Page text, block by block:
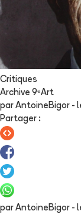
Critiques
Archive 9ᵉArt
par AntoineBigor -
Partager :
par AntoineBigor -